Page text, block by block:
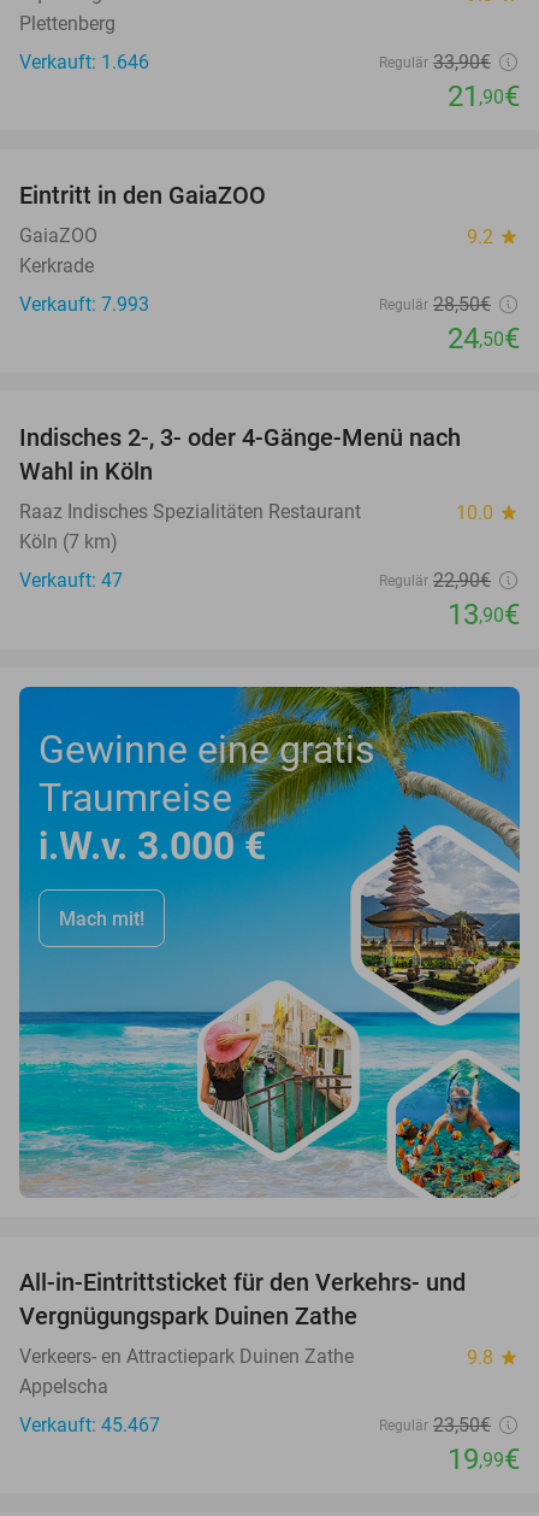
Plettenberg
Verkauft: 1.646
Regulär 33,90€
21 ,90€
Eintritt in den GaiaZOO
GaiaZOO 9.2 star
Kerkrade
Verkauft: 7.993
Regulär 28,50€
24,50€
Indisches 2-, 3- oder 4-Gänge-Menü nach
Wahl in Köln
Raaz Indisches Spezialitäten Restaurant 10.0 star
Köln (7 km)
Verkauft: 47
Regulär 22,90€
13,90€
Gewinne eine gratis
Traumreise
i.W.v. 3.000 €
Mach mit!
All-in-Eintrittsticket für den Verkehrs- und
Vergnügungspark Duinen Zathe
Verkeers- en Attractiepark Duinen Zathe 9.8 star
Appelscha
Verkauft: 45.467
Regulär 23,50€
19,99€